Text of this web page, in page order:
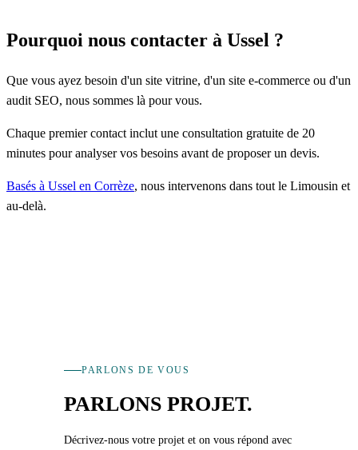
Pourquoi nous contacter à Ussel ?
Que vous ayez besoin d'un site vitrine, d'un site e-commerce ou d'un
audit SEO, nous sommes là pour vous.
Chaque premier contact inclut une consultation gratuite de 20
minutes pour analyser vos besoins avant de proposer un devis.
Basés à Ussel en Corrèze, nous intervenons dans tout le Limousin et
au-delà.
PARLONS DE VOUS
PARLONS PROJET.
Décrivez-nous votre projet et on vous répond avec